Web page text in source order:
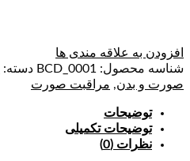
افزودن به علاقه مندی ها
شناسه محصول: BCD_0001 دسته:
صورت و بدن, مراقبت صورت
توضیحات
توضیحات تکمیلی
نظرات (0)